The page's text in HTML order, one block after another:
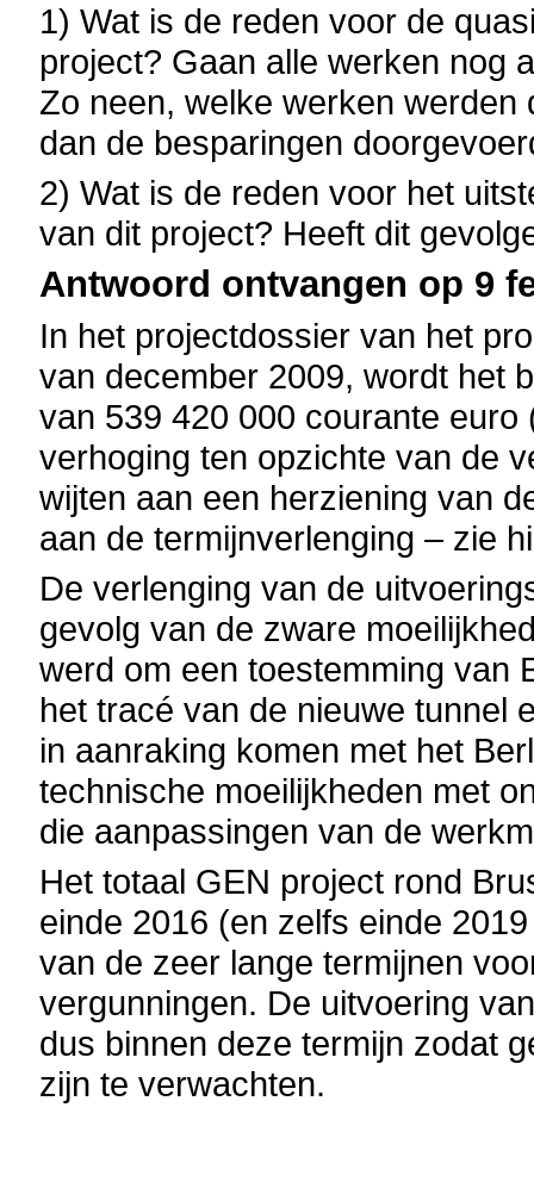
1) Wat is de reden voor de
project? Gaan alle werken nog
Zo neen, welke werken
dan de besparingen
2) Wat is de reden voor het
van dit project? Heeft dit
Antwoord ontvangen op 9
In het projectdossier van het
van december 2009, wordt het
van 539 420 000 courante
verhoging ten opzichte van de
wijten aan een herziening van
aan de termijnverlenging – zie
De verlenging van de
gevolg van de zware
werd om een toestemming van
het tracé van de nieuwe tunnel
in aanraking komen met het
technische moeilijkheden met
die aanpassingen van de
Het totaal GEN project rond
einde 2016 (en zelfs einde
van de zeer lange termijnen
vergunningen. De uitvoering
dus binnen deze termijn zodat
zijn te verwachten.